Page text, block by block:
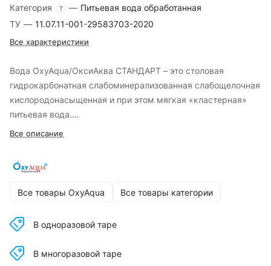
Категория
? — Питьевая вода обработанная
ТУ — 11.07.11-001-29583703-2020
Все характеристики
Вода OxyAqua/ОксиАква СТАНДАРТ – это столовая
гидрокарбонатная слабоминерализованная слабощелочная
кислородонасыщенная и при этом мягкая «кластерная»
питьевая вода.
Исследования, проведенные кафедрой биологического
питьевая вода с активными формами кислорода
представляет собой богатую энергией неравновесную
субстанцию, способную порционно освобождать энергию в
Это свидетельствует о ее биологической активности.
Упомянутые свойства сохраняются в воде с АФК в течение
длительного времени.
При контакте с воздухом физико-химическая и
Все описание
Все товары OxyAqua Все товары категории
В одноразовой таре
В многоразовой таре